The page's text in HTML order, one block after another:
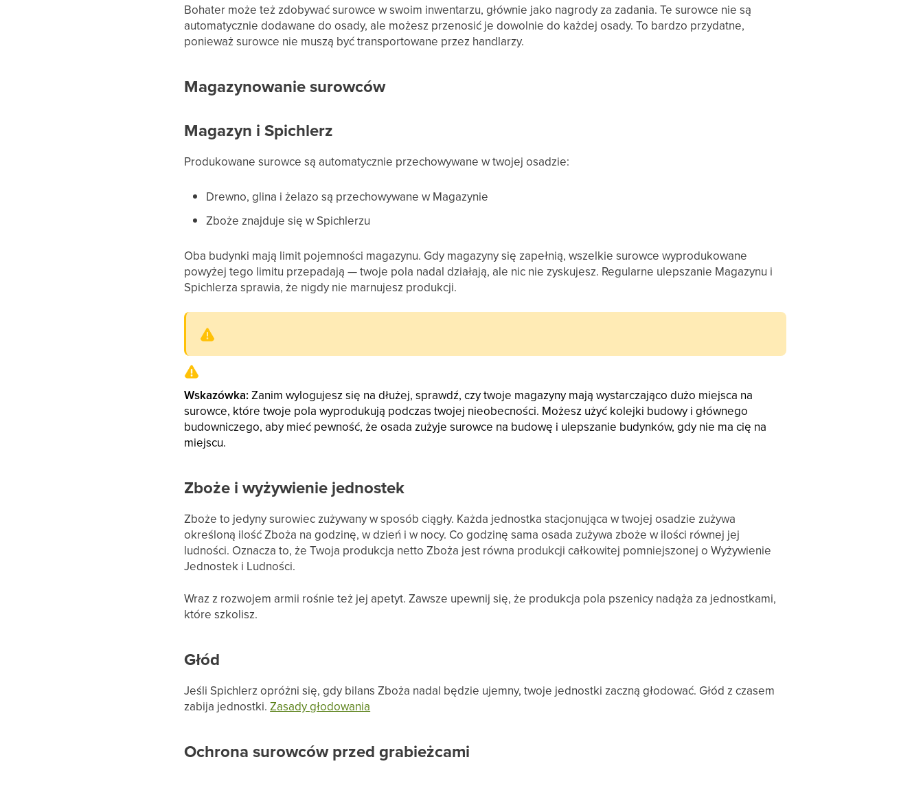
Bohater może też zdobywać surowce w swoim inwentarzu, głównie jako nagrody za zadania. Te surowce nie są
automatycznie dodawane do osady, ale możesz przenosić je dowolnie do każdej osady. To bardzo przydatne,
ponieważ surowce nie muszą być transportowane przez handlarzy.
Magazynowanie surowców
Magazyn i Spichlerz
Produkowane surowce są automatycznie przechowywane w twojej osadzie:
Drewno, glina i żelazo są przechowywane w Magazynie
Zboże znajduje się w Spichlerzu
Oba budynki mają limit pojemności magazynu. Gdy magazyny się zapełnią, wszelkie surowce wyprodukowane
powyżej tego limitu przepadają — twoje pola nadal działają, ale nic nie zyskujesz. Regularne ulepszanie Magazynu i
Spichlerza sprawia, że nigdy nie marnujesz produkcji.
Wskazówka:Zanim wylogujesz się na dłużej, sprawdź, czy twoje magazyny mają wystarczająco dużo miejsca na
surowce, które twoje pola wyprodukują podczas twojej nieobecności. Możesz użyć kolejki budowy i głównego
budowniczego, aby mieć pewność, że osada zużyje surowce na budowę i ulepszanie budynków, gdy nie ma cię na
miejscu.
Zboże i wyżywienie jednostek
Zboże to jedyny surowiec zużywany w sposób ciągły. Każda jednostka stacjonująca w twojej osadzie zużywa
określoną ilość Zboża na godzinę, w dzień i w nocy. Co godzinę sama osada zużywa zboże w ilości równej jej
ludności. Oznacza to, że Twoja produkcja netto Zboża jest równa produkcji całkowitej pomniejszonej o Wyżywienie
Jednostek i Ludności.
Wraz z rozwojem armii rośnie też jej apetyt. Zawsze upewnij się, że produkcja pola pszenicy nadąża za jednostkami,
które szkolisz.
Głód
Jeśli Spichlerz opróżni się, gdy bilans Zboża nadal będzie ujemny, twoje jednostki zaczną głodować. Głód z czasem
zabija jednostki.Zasady głodowania
Ochrona surowców przed grabieżcami